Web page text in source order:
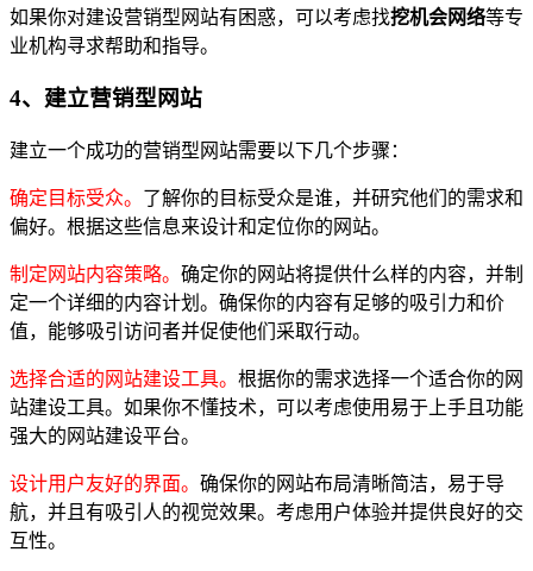
如果你对建设营销型网站有困惑，可以考虑找挖机会网络等专
业机构寻求帮助和指导。
4、建立营销型网站
建立一个成功的营销型网站需要以下几个步骤：
确定目标受众。 了解你的目标受众是谁，并研究他们的需求和
偏好。根据这些信息来设计和定位你的网站。
制定网站内容策略。 确定你的网站将提供什么样的内容，并制
定一个详细的内容计划。确保你的内容有足够的吸引力和价
值，能够吸引访问者并促使他们采取行动。
选择合适的网站建设工具。 根据你的需求选择一个适合你的网
站建设工具。如果你不懂技术，可以考虑使用易于上手且功能
强大的网站建设平台。
设计用户友好的界面。 确保你的网站布局清晰简洁，易于导
航，并且有吸引人的视觉效果。考虑用户体验并提供良好的交
互性。